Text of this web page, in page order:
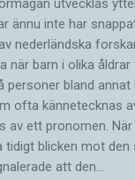
De som
på
försökt rätta
även i detta
anpassning
och æ är i
exempel
för och
ll.
utvecklas
ännu inte har
nederländska
när barn i olika
personer bland
ofta kännetecknas
av ett pronomen.
tidigt blicken mot den
att den…